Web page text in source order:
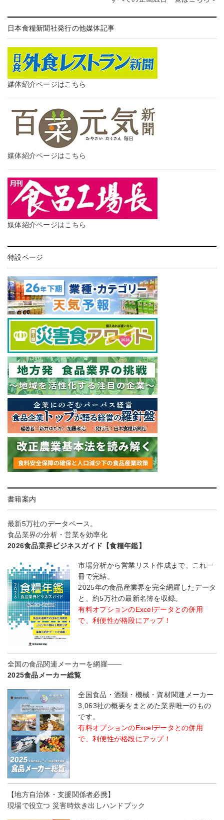
日本食糧新聞社発行の他媒体記事
媒体紹介ページはこちら
媒体紹介ページはこちら
媒体紹介ページはこちら
特設ページ
書籍案内
最新5万社のデータベース。
食品業界の分析・営業を効率化
2026食品業界ビジネスガイド【食糧年鑑】
市場分析から営業リスト作成まで、これ一
冊で完結。
2025年の食品産業界を完全網羅したデータ
と、約5万社の最新名簿を収録。
有料オプションのExcelデータとの併用
で、利便性が格段にアップ！
全国の食品関連メーカーを網羅――
2025食品メーカー総覧
全国食品・酒類・機械・資材関連メーカー
3,063社の概要をまとめた業界唯一のもの
です。
有料オプションのExcelデータとの併用
で、利便性が格段にアップ！
【地方自治体・支援関係者必携】
現場で役立つ 災害時炊き出しハンドブック